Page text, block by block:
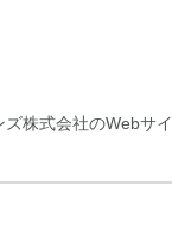
株式会社のWebサイ